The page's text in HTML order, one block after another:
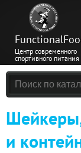
Центр современного
спортивного питания
и